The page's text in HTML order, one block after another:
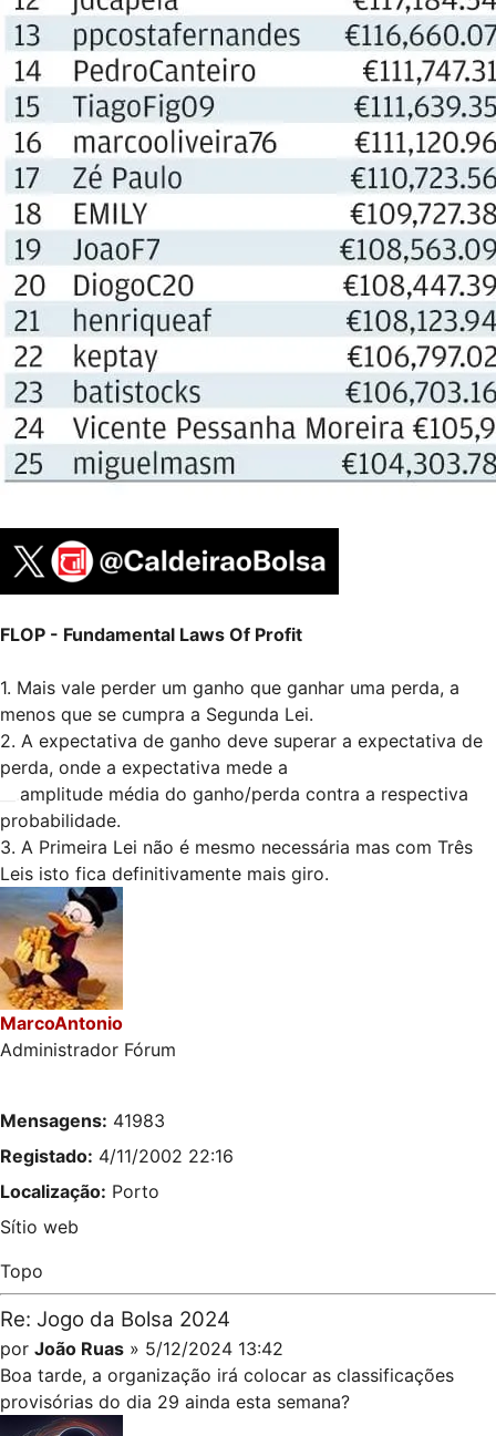
FLOP - Fundamental Laws Of Profit
1. Mais vale perder um ganho que ganhar uma perda, a
menos que se cumpra a Segunda Lei.
2. A expectativa de ganho deve superar a expectativa de
perda, onde a expectativa mede a
amplitude média do ganho/perda contra a respectiva
probabilidade.
3. A Primeira Lei não é mesmo necessária mas com Três
Leis isto fica definitivamente mais giro.
MarcoAntonio
Administrador Fórum
Mensagens: 41983
Registado: 4/11/2002 22:16
Localização: Porto
Sítio web
Topo
Re: Jogo da Bolsa 2024
por João Ruas » 5/12/2024 13:42
Boa tarde, a organização irá colocar as classificações
provisórias do dia 29 ainda esta semana?